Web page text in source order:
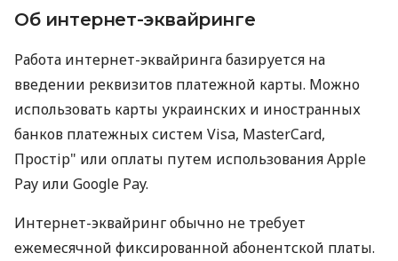
Об интернет-эквайринге
Работа интернет-эквайринга базируется на
введении реквизитов платежной карты. Можно
использовать карты украинских и иностранных
банков платежных систем Visa, MasterCard,
Простір" или оплаты путем использования Apple
Pay или Google Pay.
Интернет-эквайринг обычно не требует
ежемесячной фиксированной абонентской платы.